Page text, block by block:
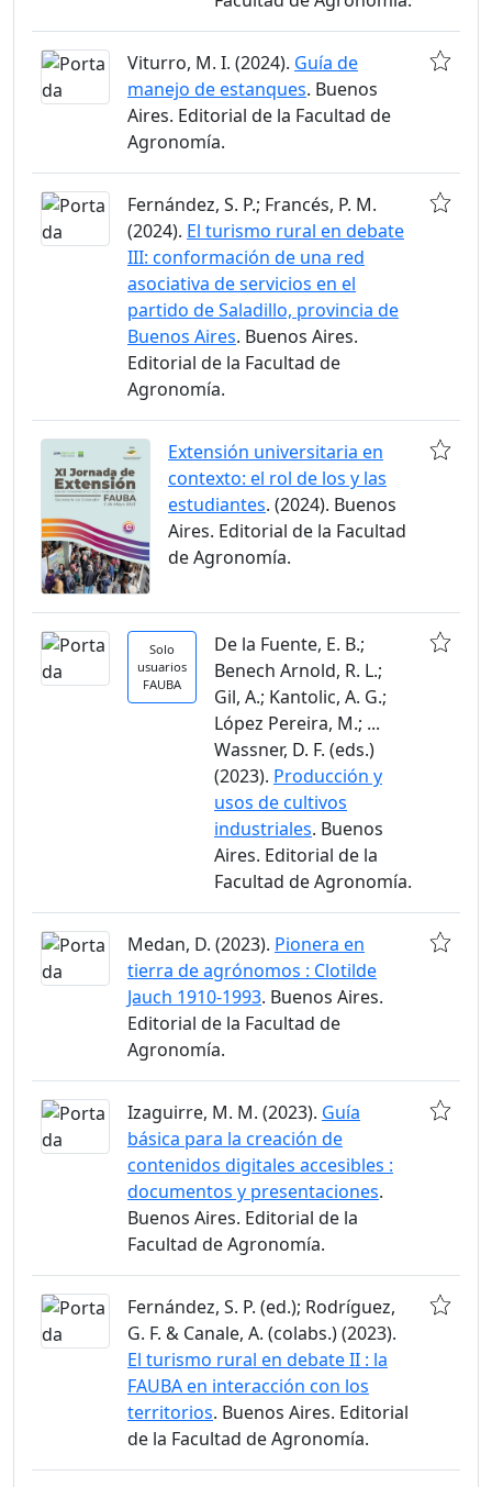
Viturro, M. I. (2024). Guía de
manejo de estanques. Buenos
Aires. Editorial de la Facultad de
Agronomía.
Fernández, S. P.; Francés, P. M.
(2024). El turismo rural en debate
III: conformación de una red
asociativa de servicios en el
partido de Saladillo, provincia de
Buenos Aires. Buenos Aires.
Editorial de la Facultad de
Agronomía.
Extensión universitaria en
contexto: el rol de los y las
estudiantes. (2024). Buenos
Aires. Editorial de la Facultad
de Agronomía.
Solo
usuarios
FAUBA
De la Fuente, E. B.;
Benech Arnold, R. L.;
Gil, A.; Kantolic, A. G.;
López Pereira, M.; ...
Wassner, D. F. (eds.)
(2023). Producción y
usos de cultivos
industriales. Buenos
Aires. Editorial de la
Facultad de Agronomía.
Medan, D. (2023). Pionera en
tierra de agrónomos : Clotilde
Jauch 1910-1993. Buenos Aires.
Editorial de la Facultad de
Agronomía.
Izaguirre, M. M. (2023). Guía
básica para la creación de
contenidos digitales accesibles :
documentos y presentaciones.
Buenos Aires. Editorial de la
Facultad de Agronomía.
Fernández, S. P. (ed.); Rodríguez,
G. F. & Canale, A. (colabs.) (2023).
El turismo rural en debate II : la
FAUBA en interacción con los
territorios. Buenos Aires. Editorial
de la Facultad de Agronomía.